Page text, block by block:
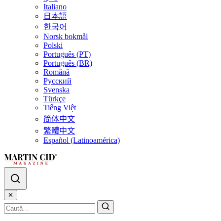
Italiano
日本語
한국어
Norsk bokmål
Polski
Português (PT)
Português (BR)
Română
Русский
Svenska
Türkçe
Tiếng Việt
简体中文
繁體中文
Español (Latinoamérica)
✕